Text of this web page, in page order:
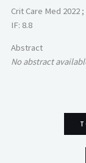
Crit Care Med 2022 ;
IF: 8.8
Abstract
No abstract